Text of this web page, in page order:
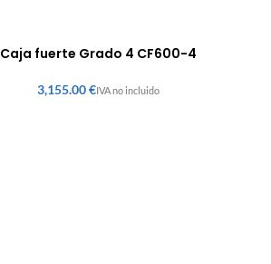
Caja fuerte Grado 4 CF600-4
€